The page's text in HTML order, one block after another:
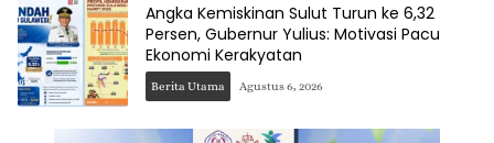
Angka Kemiskinan Sulut Turun ke 6,32
Persen, Gubernur Yulius: Motivasi Pacu
Ekonomi Kerakyatan
Berita Utama Agustus 6, 2026